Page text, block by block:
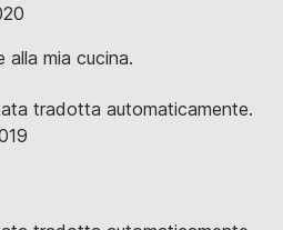
mia cucina.
tradotta automaticamente.